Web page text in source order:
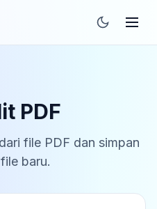
PDF
file PDF dan simpan
baru.